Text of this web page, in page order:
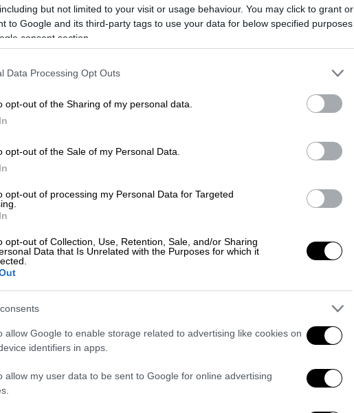
but not limited to your visit or usage behaviour. You may click to grant or
to Google and its third-party tags to use your data for below specified purposes
consent section.
Data Processing Opt Outs
opt-out of the Sharing of my personal data.
opt-out of the Sale of my Personal Data.
opt-out of processing my Personal Data for Targeted
opt-out of Collection, Use, Retention, Sale, and/or Sharing
Data that Is Unrelated with the Purposes for which it
allow Google to enable storage related to advertising like cookies on
identifiers in apps.
allow my user data to be sent to Google for online advertising
τουethnos.gr
, ο νεαρός άνδρας
το οποίο είναισταθμευμένο σε
ανέβει επάνω, χρειάζεται
μπροστά»
στα φορτία της μετά την
μέσα από εκκλησία λείψανο
Αρχές. Σε κάθε περίπτωση, όμως,
έχουν αναπτύξει οι επιτήδειοι καιη
παράνομη δραστηριότητα τους.